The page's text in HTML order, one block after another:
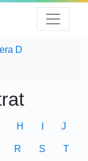
D
H J
R S T